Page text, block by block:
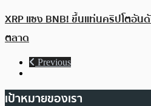
XRP แซง BNB! ขึ้นแท่นคริปโตอั
ตลาด
Previous
เป้าหมายของเรา